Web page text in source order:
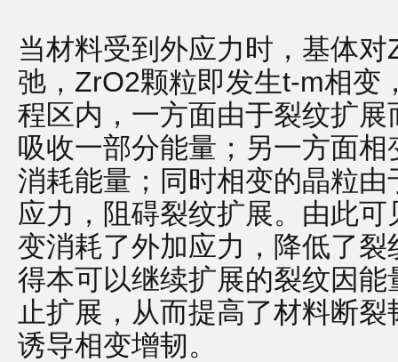
当材料受到外应力时，基体
弛，ZrO2颗粒即发生t-m相变
程区内，一方面由于裂纹扩
吸收一部分能量；另一方面
消耗能量；同时相变的晶粒
应力，阻碍裂纹扩展。由此
变消耗了外加应力，降低了
得本可以继续扩展的裂纹因
止扩展，从而提高了材料断
诱导相变增韧。